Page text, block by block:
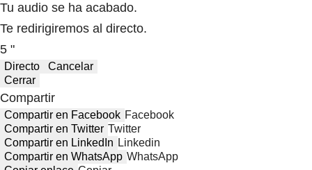
Tu audio se ha acabado.
Te redirigiremos al directo.
5 "
Directo
Cancelar
Cerrar
Compartir
Compartir en Facebook Facebook
Compartir en Twitter Twitter
Compartir en LinkedIn Linkedin
Compartir en WhatsApp WhatsApp